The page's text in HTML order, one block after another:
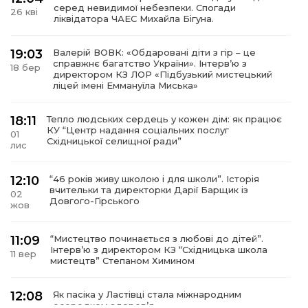
26 кві
серед невидимої небезпеки. Спогади
ліквідатора ЧАЕС Михайла Бігуна.
19:03
18 бер
Валерій ВОВК: «Обдаровані діти з гір – це
справжнє багатство України». Інтервʼю з
директором КЗ ЛОР «Підбузький мистецький
ліцей імені Еммануїла Миська»
18:11
01
лис
Тепло людських сердець у кожен дім: як працює
КУ “Центр надання соціальних послуг
Східницької селищної ради”
12:10
02
жов
“46 років живу школою і для школи”. Історія
вчительки та директорки Дарії Барщик із
Довгого-Гірського
11:09
11 вер
“Мистецтво починається з любові до дітей”.
Інтерв’ю з директором КЗ “Східницька школа
мистецтв” Степаном Химином
12:08
Як пасіка у Ластівці стала міжнародним
осередком здоров’я